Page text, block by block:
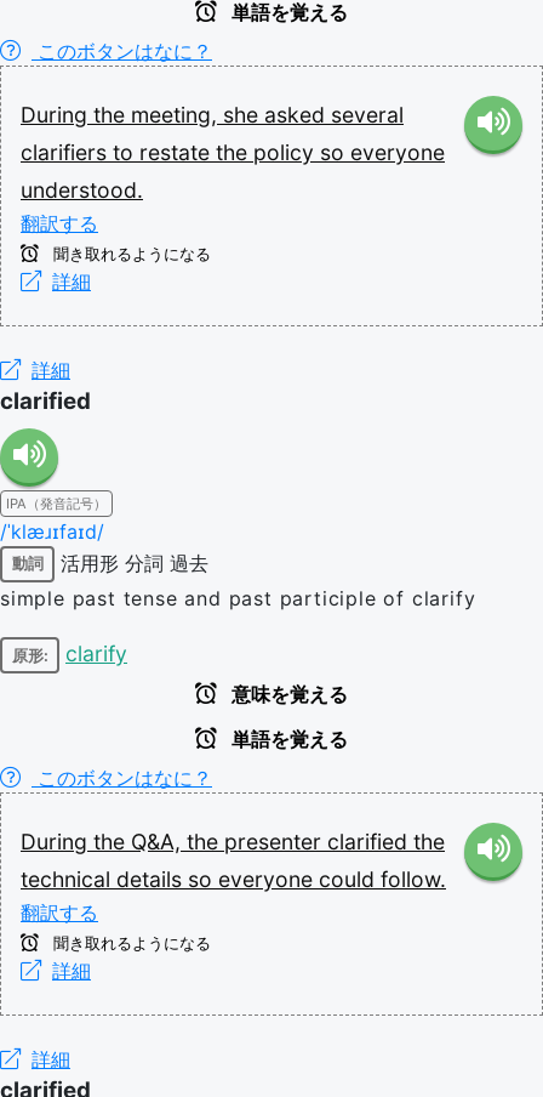
単語を覚える
このボタンはなに？
During the meeting, she asked several
clarifiers to restate the policy so everyone
understood.
翻訳する
聞き取れるようになる
詳細
詳細
clarified
IPA（発音記号）
/ˈklæɹɪfaɪd/
動詞 活用形 分詞 過去
simple past tense and past participle of clarify
原形: clarify
意味を覚える
単語を覚える
このボタンはなに？
During the Q&A, the presenter clarified the
technical details so everyone could follow.
翻訳する
聞き取れるようになる
詳細
詳細
clarified